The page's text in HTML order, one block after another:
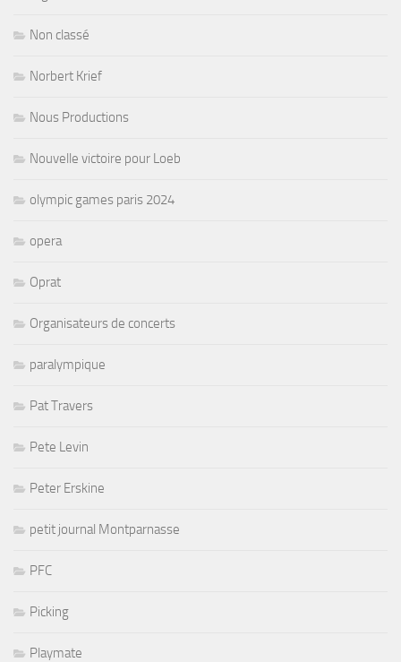
Non classé
Norbert Krief
Nous Productions
Nouvelle victoire pour Loeb
olympic games paris 2024
opera
Oprat
Organisateurs de concerts
paralympique
Pat Travers
Pete Levin
Peter Erskine
petit journal Montparnasse
PFC
Picking
Playmate